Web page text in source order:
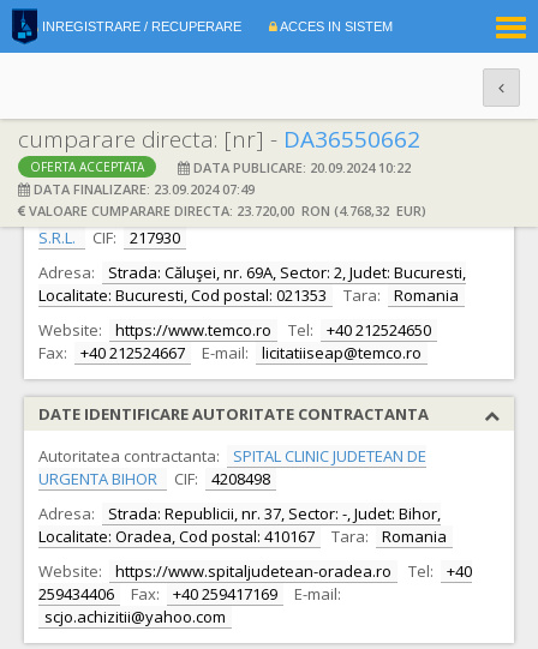
INREGISTRARE / RECUPERARE ACCES IN SISTEM
cumparare directa: [nr] - DA36550662
OFERTA ACCEPTATA
DATA PUBLICARE: 20.09.2024 10:22
DATA FINALIZARE: 23.09.2024 07:49
VALOARE CUMPARARE DIRECTA: 23.720,00 RON (4.768,32 EUR)
DATE IDENTIFICARE OFERTANT
Ofertant: S.C. TEHNO ELECTRO MEDICAL COMPANY S.R.L.
S.R.L.
CIF:
217930
Adresa:
Strada: Căluşei, nr. 69A, Sector: 2, Judet: Bucuresti,
Localitate: Bucuresti, Cod postal: 021353
Tara:
Romania
Website:
https://www.temco.ro Tel:
+40 212524650
Fax:
+40 212524667 E-mail: licitatiiseap@temco.ro
DATE IDENTIFICARE AUTORITATE CONTRACTANTA
Autoritatea contractanta:
SPITAL CLINIC JUDETEAN DE
URGENTA BIHOR
CIF:
4208498
Adresa:
Strada: Republicii, nr. 37, Sector: -, Judet: Bihor,
Localitate: Oradea, Cod postal: 410167
Tara:
Romania
Website:
https://www.spitaljudetean-oradea.ro Tel:
+40
259434406
Fax: +40 259417169
E-mail:
scjo.achizitii@yahoo.com